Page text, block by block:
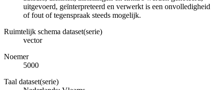
uitgevoerd, geïnterpreteerd en verwerkt is een onvolledigheid
of fout of tegenspraak steeds mogelijk.
Ruimtelijk schema dataset(serie)
vector
Noemer
5000
Taal dataset(serie)